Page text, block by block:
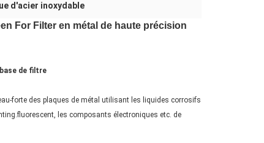
d'acier inoxydable
For Filter en métal de haute précision
de filtre
forte des plaques de métal utilisant les liquides corrosifs
les composants électroniques etc. de